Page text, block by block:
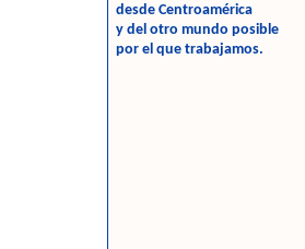
desde Centroamérica
y del otro mundo posible
por el que trabajamos.